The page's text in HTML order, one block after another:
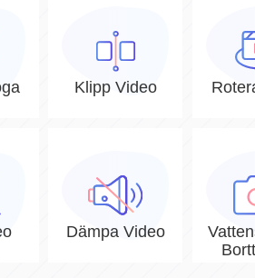
Klipp Video
Dämpa Video